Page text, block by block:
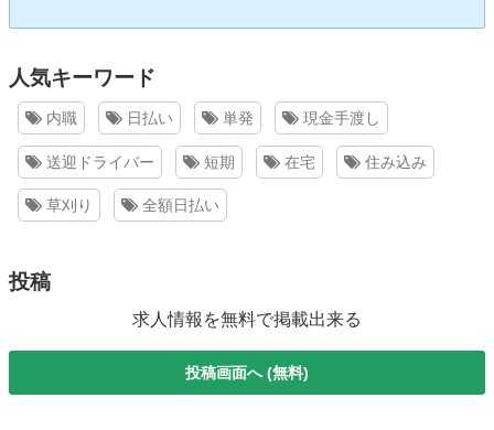
人気キーワード
内職 日払い 単発 現金手渡し
送迎ドライバー 短期 在宅 住み込み
草刈り 全額日払い
投稿
求人情報を無料で掲載出来る
投稿画面へ (無料)